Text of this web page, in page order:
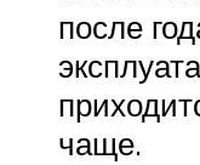
после
чаще.